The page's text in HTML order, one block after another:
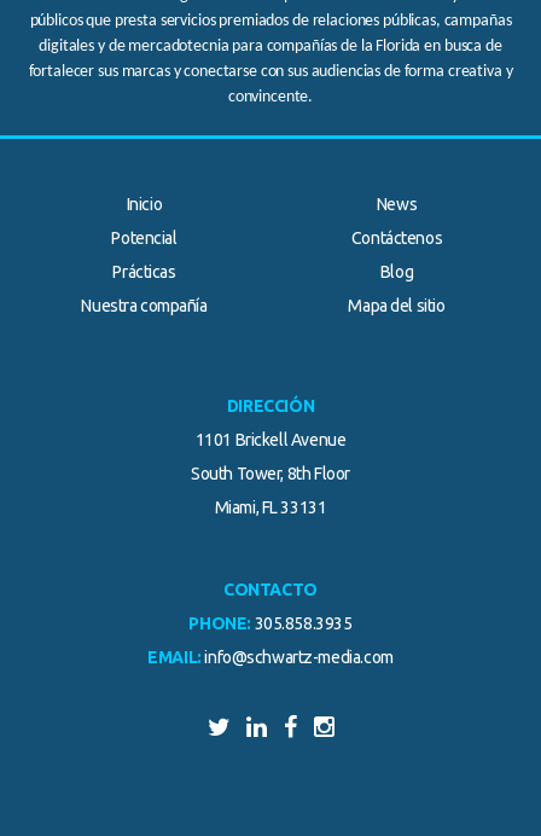
públicos que presta servicios premiados de relaciones públicas, campañas
digitales y de mercadotecnia para compañías de la Florida en busca de
fortalecer sus marcas y conectarse con sus audiencias de forma creativa y
convincente.
Inicio
News
Potencial
Contáctenos
Prácticas
Blog
Nuestra compañía
Mapa del sitio
.
DIRECCIÓN
1101 Brickell Avenue
South Tower, 8th Floor
Miami, FL 33131
CONTACTO
PHONE: 305.858.3935
EMAIL: info@schwartz-media.com